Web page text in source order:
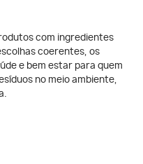
com ingredientes
coerentes, os
e bem estar para quem
no meio ambiente,